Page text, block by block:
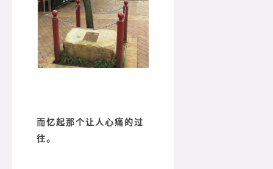
而忆起那个让人心痛的过
往。